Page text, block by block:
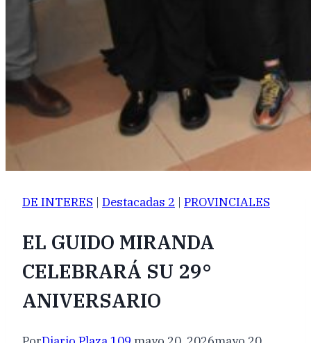
DE INTERES | Destacadas 2 | PROVINCIALES
EL GUIDO MIRANDA
CELEBRARÁ SU 29°
ANIVERSARIO